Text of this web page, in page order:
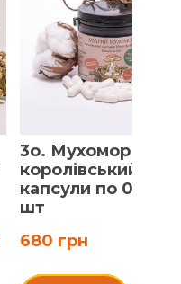
3o. Мухомор
королівський,
капсули по 0.5 г,
шт
680 грн